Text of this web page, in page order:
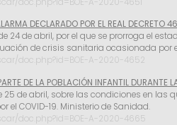
DECLARADO POR EL REAL
24 de abril, por el que se prorroga el
de crisis sanitaria ocasionada por
doc.php?id=BOE-A-2020-4652
DE LA POBLACIÓN INFANTIL
25 de abril, sobre las condiciones en
el COVID-19. Ministerio de Sanidad.
doc.php?id=BOE-A-2020-4665